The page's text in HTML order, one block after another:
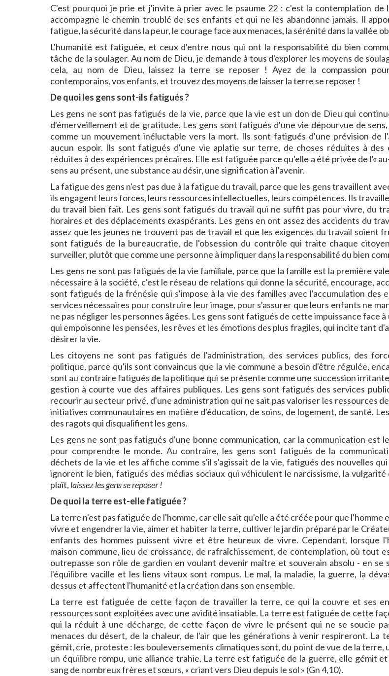
C'est pourquoi je prie et j'invite à prier avec le psaume 22 : c'est la contemplation
accompagne le chemin troublé de ses enfants et qui ne les abandonne jamais. Il
fatigue, la sécurité dans la peur, le courage face aux menaces, la sérénité dans la vallée
L'humanité est fatiguée, et ceux d'entre nous qui ont la responsabilité du bien
tâche de la soulager. Au nom de Dieu, je demande à tous d'explorer les moyens de
cela, au nom de Dieu, laissez la terre se reposer ! Ayez de la compassion
contemporains, vos enfants, et trouvez des moyens de laisser la terre se reposer !
De quoi les gens sont-ils fatigués ?
Les gens ne sont pas fatigués de la vie, parce que la vie est un don de Dieu qui
d'émerveillement et de gratitude. Les gens sont fatigués d'une vie dépourvue de
comme un mouvement inéluctable vers la mort. Ils sont fatigués d'une prévision de
aucun espoir. Ils sont fatigués d'une vie aplatie sur terre, de choses réduites à des
réduites à des expériences précaires. Elle est fatiguée parce qu'elle a été privée de l'«
sens au présent, une substance au désir, une signification à l'avenir.
La fatigue des gens n'est pas due à la fatigue du travail, parce que les gens travaillent
ils engagent leurs forces, leurs ressources intellectuelles, leurs compétences. Ils
du travail bien fait. Les gens sont fatigués du travail qui ne suffit pas pour vivre, du
horaires et des déplacements exaspérants. Les gens en ont assez des accidents du
assez que les jeunes ne trouvent pas de travail et que les exigences du travail soient
sont fatigués de la bureaucratie, de l'obsession du contrôle qui traite chaque
surveiller, plutôt que comme une personne à impliquer dans la responsabilité du bien
Les gens ne sont pas fatigués de la vie familiale, parce que la famille est la première
nécessaire à la société, c'est le réseau de relations qui donne la sécurité, encourage,
sont fatigués de la frénésie qui s'impose à la vie des familles avec l'accumulation des
services nécessaires pour construire leur image, pour s'assurer que leurs enfants ne
ne pas négliger les personnes âgées. Les gens sont fatigués de cette impuissance face
qui empoisonne les pensées, les rêves et les émotions des plus fragiles, qui incite tant
désirer la vie.
Les citoyens ne sont pas fatigués de l'administration, des services publics, des
politique, parce qu'ils sont convaincus que la vie commune a besoin d'être régulée,
sont au contraire fatigués de la politique qui se présente comme une succession
gestion à courte vue des affaires publiques. Les gens sont fatigués des services
recourir au secteur privé, d'une administration qui ne sait pas valoriser les ressources
initiatives communautaires en matière d'éducation, de soins, de logement, de santé.
des ragots qui disqualifient les gens.
Les gens ne sont pas fatigués d'une bonne communication, car la communication est
pour comprendre le monde. Au contraire, les gens sont fatigués de la
déchets de la vie et les affiche comme s'il s'agissait de la vie, fatigués des nouvelles
ignorent le bien, fatigués des médias sociaux qui véhiculent le narcissisme, la vulgarité
plaît, laissez les gens se reposer !
De quoi la terre est-elle fatiguée ?
La terre n'est pas fatiguée de l'homme, car elle sait qu'elle a été créée pour que l'homme
vivre et engendrer la vie, aimer et habiter la terre, cultiver le jardin préparé par le
enfants des hommes puissent vivre et être heureux de vivre. Cependant, lorsque
maison commune, lieu de croissance, de rafraîchissement, de contemplation, où tout
outrepasse son rôle de gardien en voulant devenir maître et souverain absolu - en se
l'équilibre vacille et les liens vitaux sont rompus. Le mal, la maladie, la guerre, la
dessus et affectent l'humanité et la création dans son ensemble.
La terre est fatiguée de cette façon de travailler la terre, ce qui la couvre et ses
ressources sont exploitées avec une avidité insatiable. La terre est fatiguée de cette
qui la réduit à une décharge, de cette façon de vivre le présent qui ne se soucie
menaces du désert, de la chaleur, de l'air que les générations à venir respireront. La
gémit, crie, proteste : les bouleversements climatiques sont, du point de vue de la terre,
un équilibre rompu, une alliance trahie. La terre est fatiguée de la guerre, elle gémit
sang de nombreux frères et sœurs, « criant vers Dieu depuis le sol » (Gn 4,10).